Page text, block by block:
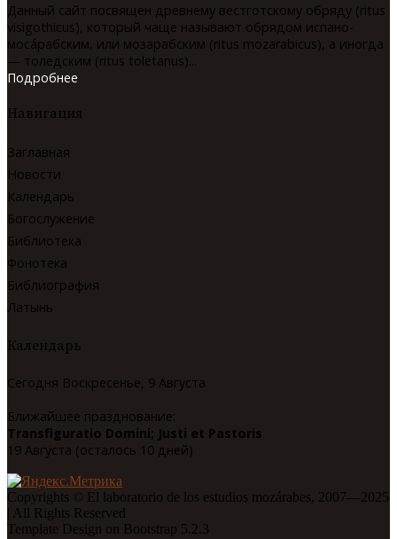
Данный сайт посвящен древнему вестготскому обряду (ritus
visigothicus), который чаще называют обрядом испано-
мосáрабским, или мозарабским (ritus mozarabicus), а иногда
— толедским (ritus toletanus)...
Подробнее
Навигация
Заглавная
Новости
Календарь
Богослужение
Библиотека
Фонотека
Библиография
Латынь
Календарь
Сегодня Воскресенье, 9 Августа
Ближайшее празднование:
Transfiguratio Domini; Justi et Pastoris
19 Августа (осталось 10 дней)
Copyrights © El laboratorio de los estudios mozárabes, 2007—2025
| All Rights Reserved
Template Design on Bootstrap 5.2.3